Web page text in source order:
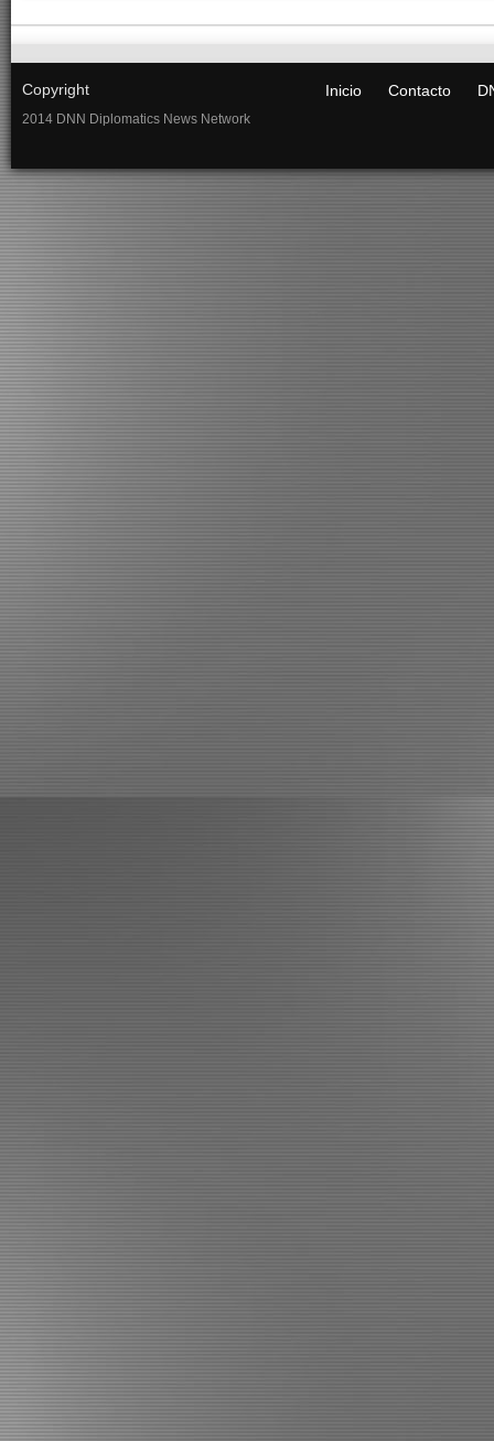
Copyright
2014 DNN Diplomatics News Network
Inicio Contacto